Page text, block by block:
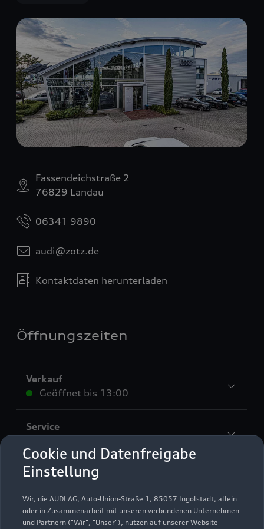
Cookie und Datenfreigabe
Einstellung
Wir, die AUDI AG, Auto-Union-Straße 1, 85057 Ingolstadt, allein
oder in Zusammenarbeit mit unseren verbundenen Unternehmen
und Partnern ("Wir", "Unser"), nutzen auf unserer Website
Fassendeichstraße 2
76829 Landau
06341 9890
audi@zotz.de
Kontaktdaten herunterladen
Öffnungszeiten
Verkauf
Geöffnet bis 13:00
Service
Teile & Zubehörverkauf